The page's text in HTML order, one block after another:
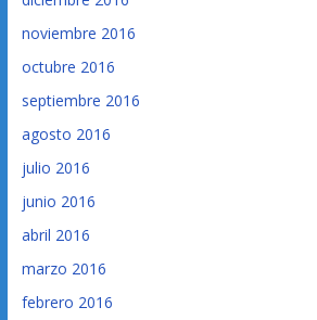
noviembre 2016
octubre 2016
septiembre 2016
agosto 2016
julio 2016
junio 2016
abril 2016
marzo 2016
febrero 2016